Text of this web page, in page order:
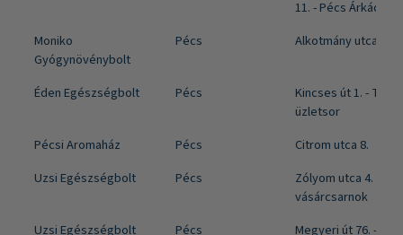
11. - Pécs Árkád
Moniko
Gyógynövénybolt
Pécs Alkotmány utca 7.
Éden Egészségbolt Pécs
Kincses út 1. -
üzletsor
Pécsi Aromaház
Pécs
Citrom utca 8.
Uzsi Egészségbolt
Pécs
Zólyom utca 4. Új
vásárcsarnok
Uzsi Egészségbolt
Pécs Megyeri út 76. -